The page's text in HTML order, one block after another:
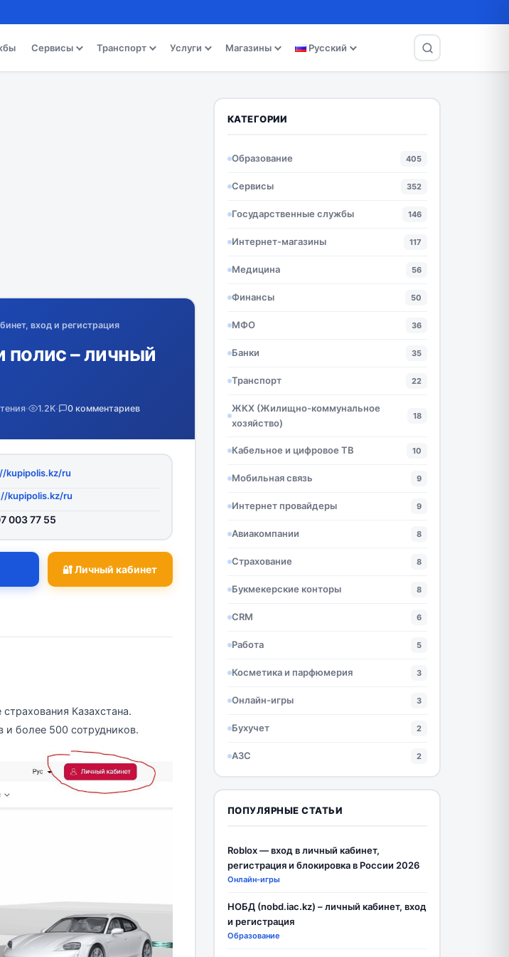
Сервисы Транспорт Услуги Магазины Русский
вход и регистрация
– личный
· 1.2K· 0 комментариев
kupipolis.kz/ru
kupipolis.kz/ru
003 77 55
🔐 Личный кабинет
Казахстана.
и более 500 сотрудников.
КАТЕГОРИИ
Образование 405
Сервисы 352
Государственные службы 146
Интернет-магазины 117
Медицина 56
Финансы 50
МФО 36
Банки 35
Транспорт 22
ЖКХ (Жилищно-коммунальное
хозяйство)
18
Кабельное и цифровое ТВ 10
Мобильная связь 9
Интернет провайдеры 9
Авиакомпании 8
Страхование 8
Букмекерские конторы 8
CRM 6
Работа 5
Косметика и парфюмерия 3
Онлайн-игры 3
Бухучет 2
АЗС 2
ПОПУЛЯРНЫЕ СТАТЬИ
Roblox — вход в личный кабинет,
регистрация и блокировка в России 2026
Онлайн-игры
НОБД (nobd.iac.kz) – личный кабинет, вход
и регистрация
Образование